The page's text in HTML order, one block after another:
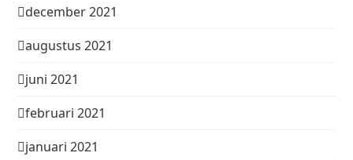
december 2021
augustus 2021
juni 2021
februari 2021
januari 2021